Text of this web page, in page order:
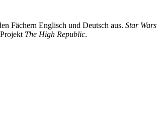
Fächern Englisch und Deutsch aus. Star Wars
The High Republic.